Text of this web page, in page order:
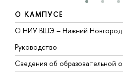
О КАМПУСЕ
О НИУ ВШЭ – Нижний Новгород
Руководство
Сведения об образовательной